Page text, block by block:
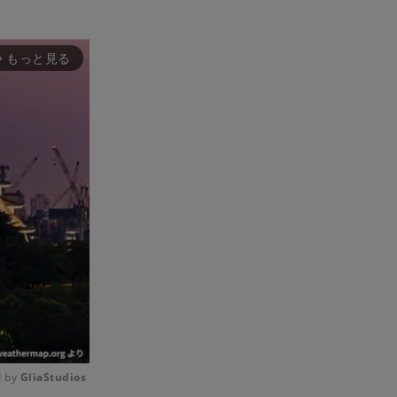
もっと見る
by GliaStudios